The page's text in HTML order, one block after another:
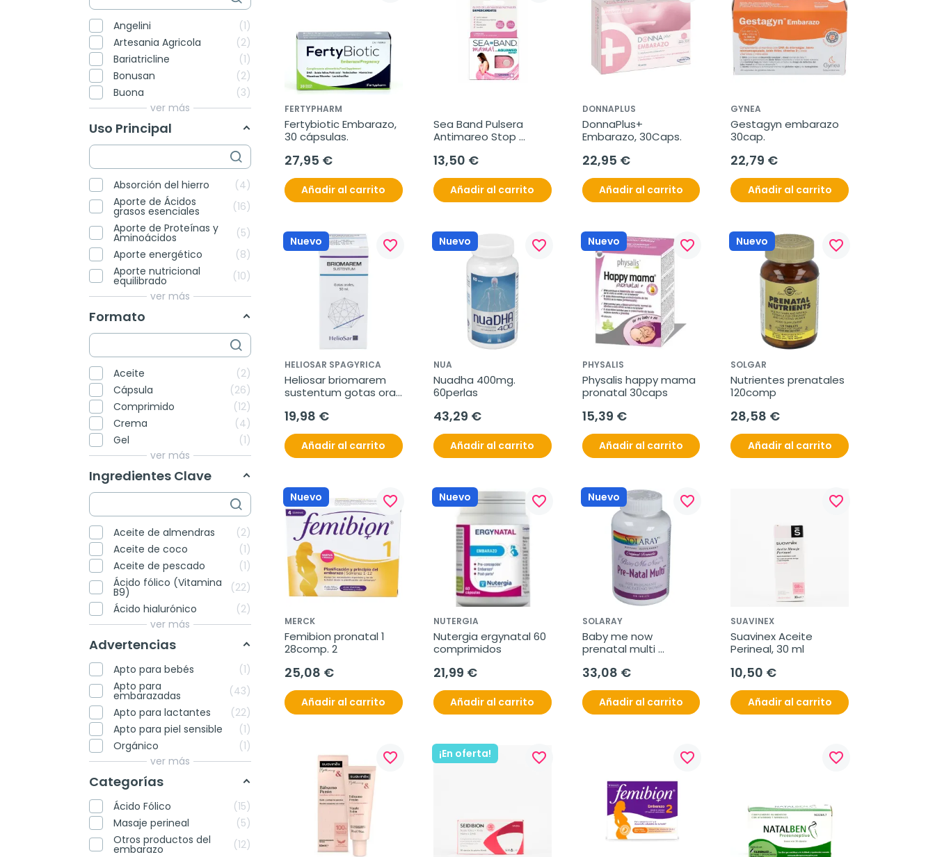
Angelini
1
Artesania Agricola
2
Bariatricline
1
Bonusan
2
Buona
3
ver más
Uso Principal
Absorción del hierro
4
Aporte de Ácidos
grasos esenciales
16
Aporte de Proteínas y
Aminoácidos
5
Aporte energético
8
Aporte nutricional
equilibrado
10
ver más
Formato
Aceite
2
Cápsula
26
Comprimido
12
Crema
4
Gel
1
ver más
Ingredientes Clave
Aceite de almendras
2
Aceite de coco
1
Aceite de pescado
1
Ácido fólico (Vitamina
B9)
22
Ácido hialurónico
2
ver más
Advertencias
Apto para bebés
1
Apto para
embarazadas
43
Apto para lactantes
22
Apto para piel sensible
1
Orgánico
1
ver más
Categorías
Ácido Fólico
15
Masaje perineal
5
Otros productos del
embarazo
12
FERTYPHARM
Fertybiotic Embarazo,
30 cápsulas.
27,95 €
Añadir al carrito
Sea Band Pulsera
Antimareo Stop
unidades
13,50 €
Añadir al carrito
DONNAPLUS
DonnaPlus+
Embarazo, 30Caps.
22,95 €
Añadir al carrito
GYNEA
Gestagyn embarazo
30cap.
22,79 €
Añadir al carrito
Nuevo favorite_border
HELIOSAR SPAGYRICA
Heliosar briomarem
sustentum gotas oral
19,98 €
Añadir al carrito
Nuevo favorite_border
NUA
Nuadha 400mg.
60perlas
43,29 €
Añadir al carrito
Nuevo favorite_border
PHYSALIS
Physalis happy mama
pronatal 30caps
15,39 €
Añadir al carrito
Nuevo favorite_border
SOLGAR
Nutrientes prenatales
120comp
28,58 €
Añadir al carrito
Nuevo favorite_border
MERCK
Femibion pronatal 1
28comp. 2
25,08 €
Añadir al carrito
Nuevo favorite_border
NUTERGIA
Nutergia ergynatal 60
comprimidos
21,99 €
Añadir al carrito
Nuevo favorite_border
SOLARAY
Baby me now
prenatal multi
33,08 €
Añadir al carrito
favorite_border
SUAVINEX
Suavinex Aceite
Perineal, 30 ml
10,50 €
Añadir al carrito
favorite_border ¡En oferta! favorite_border favorite_border favorite_border